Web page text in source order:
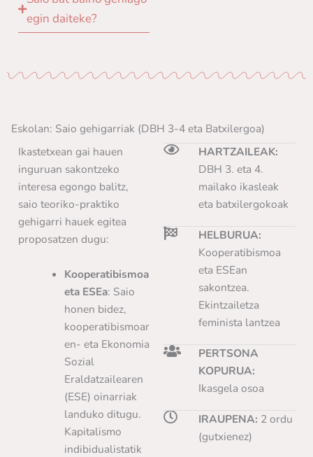
egin daiteke?
Eskolan: Saio gehigarriak (DBH 3-4 eta Batxilergoa)
Ikastetxean gai hauen
inguruan sakontzeko
interesa egongo balitz,
saio teoriko-praktiko
gehigarri hauek egitea
proposatzen dugu:
Kooperatibismoa
eta ESEa: Saio
honen bidez,
kooperatibismoar
en- eta Ekonomia
Sozial
Eraldatzailearen
(ESE) oinarriak
landuko ditugu.
Kapitalismo
indibidualistatik
HARTZAILEAK:
DBH 3. eta 4.
mailako ikasleak
eta batxilergokoak
HELBURUA:
Kooperatibismoa
eta ESEan
sakontzea.
Ekintzailetza
feminista lantzea
PERTSONA
KOPURUA:
Ikasgela osoa
IRAUPENA: 2 ordu
(gutxienez)